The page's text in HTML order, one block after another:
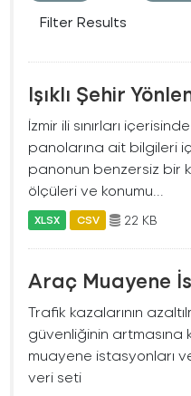
Filter Results
Işıklı Şehir
İzmir ili sınırları
panolarına ait bilgileri
panonun benzersiz bir
ölçüleri ve konumu...
XLSX CSV 22 KB
Araç Muayene
Trafik kazalarının
güvenliğinin
muayene istasyonları
veri seti